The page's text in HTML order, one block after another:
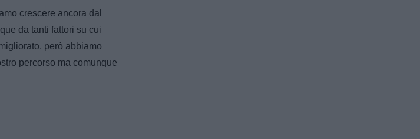
crescere ancora dal
da tanti fattori su cui
però abbiamo
percorso ma comunque